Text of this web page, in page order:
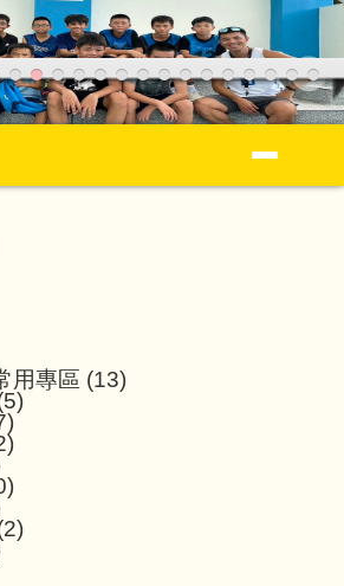
國民小學全球資訊
用專區 (13)